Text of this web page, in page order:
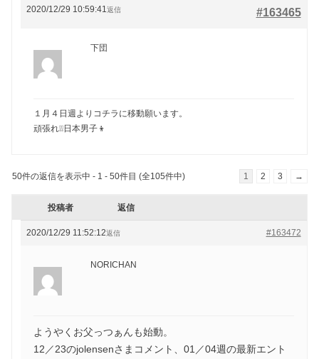
2020/12/29 10:59:41 #163465
返信
下団
１月４日週よりコチラに移動願います。
頑張れ❕❕日本男子👦
50件の返信を表示中 - 1 - 50件目 (全105件中) 1 2 3 →
投稿者 返信
2020/12/29 11:52:12 #163472
返信
NORICHAN
ようやくお父っつぁんも始動。
12／23のjolensenさまコメント、01／04週の最新エント